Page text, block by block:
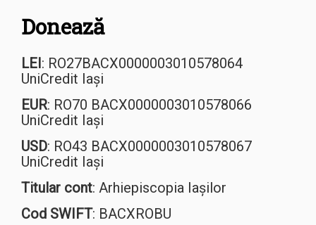
Donează
LEI: RO27BACX0000003010578064
UniCredit Iași
EUR: RO70 BACX0000003010578066
UniCredit Iași
USD: RO43 BACX0000003010578067
UniCredit Iași
Titular cont: Arhiepiscopia Iașilor
Cod SWIFT: BACXROBU